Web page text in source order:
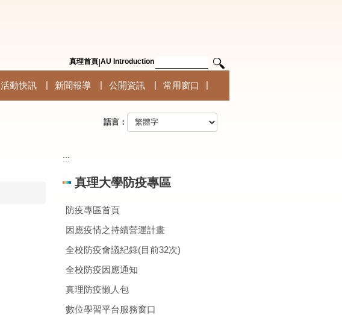
真理首頁 AU Introduction
活動快訊 新聞報導 公開資訊 常用窗口
語言：
:::
真理大學防疫專區
防疫專區首頁
因應疫情之持續營運計畫
全校防疫會議紀錄(目前32次)
全校防疫因應通知
真理防疫懶人包
數位學習平台服務窗口